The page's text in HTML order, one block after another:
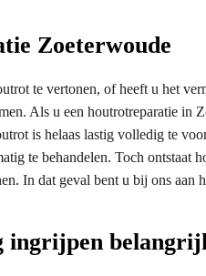
Zoeterwoude
te vertonen, of heeft u het
Als u een houtrotreparatie
is helaas lastig volledig te
te behandelen. Toch
In dat geval bent u bij ons aan
ingrijpen